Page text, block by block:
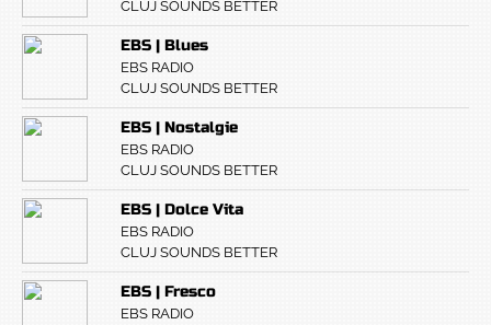
CLUJ SOUNDS BETTER
EBS | Blues
EBS RADIO
CLUJ SOUNDS BETTER
EBS | Nostalgie
EBS RADIO
CLUJ SOUNDS BETTER
EBS | Dolce Vita
EBS RADIO
CLUJ SOUNDS BETTER
EBS | Fresco
EBS RADIO